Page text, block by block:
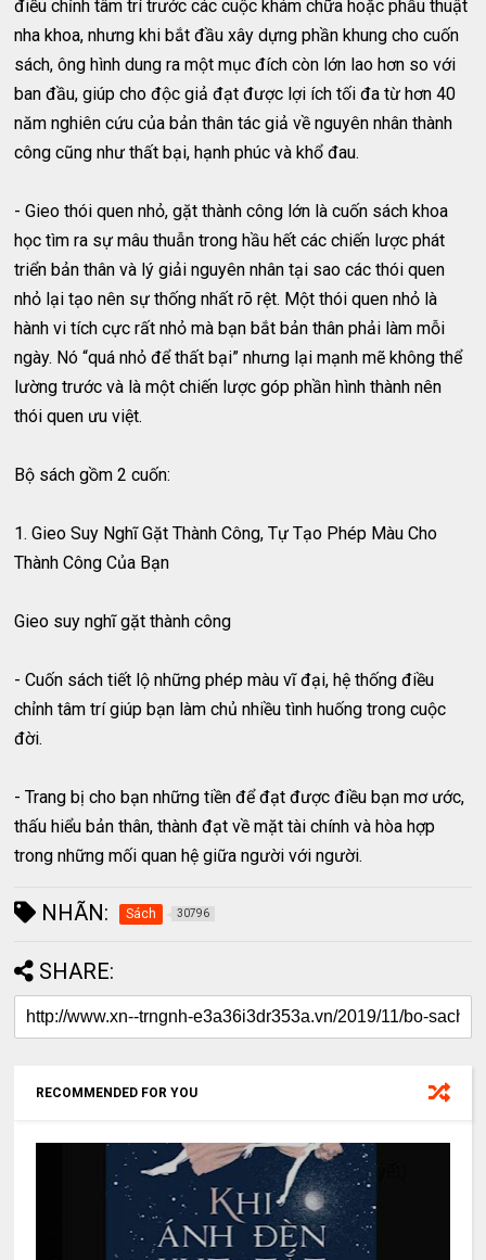
điều chỉnh tâm trí trước các cuộc khám chữa hoặc phẫu thuật
nha khoa, nhưng khi bắt đầu xây dựng phần khung cho cuốn
sách, ông hình dung ra một mục đích còn lớn lao hơn so với
ban đầu, giúp cho độc giả đạt được lợi ích tối đa từ hơn 40
năm nghiên cứu của bản thân tác giả về nguyên nhân thành
công cũng như thất bại, hạnh phúc và khổ đau.
- Gieo thói quen nhỏ, gặt thành công lớn là cuốn sách khoa
học tìm ra sự mâu thuẫn trong hầu hết các chiến lược phát
triển bản thân và lý giải nguyên nhân tại sao các thói quen
nhỏ lại tạo nên sự thống nhất rõ rệt. Một thói quen nhỏ là
hành vi tích cực rất nhỏ mà bạn bắt bản thân phải làm mỗi
ngày. Nó “quá nhỏ để thất bại” nhưng lại mạnh mẽ không thể
lường trước và là một chiến lược góp phần hình thành nên
thói quen ưu việt.
Bộ sách gồm 2 cuốn:
1. Gieo Suy Nghĩ Gặt Thành Công, Tự Tạo Phép Màu Cho
Thành Công Của Bạn
Gieo suy nghĩ gặt thành công
- Cuốn sách tiết lộ những phép màu vĩ đại, hệ thống điều
chỉnh tâm trí giúp bạn làm chủ nhiều tình huống trong cuộc
đời.
- Trang bị cho bạn những tiền để đạt được điều bạn mơ ước,
thấu hiểu bản thân, thành đạt về mặt tài chính và hòa hợp
trong những mối quan hệ giữa người với người.
NHÃN: Sách 30796
SHARE:
RECOMMENDED FOR YOU